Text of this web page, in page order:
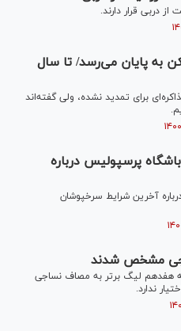
فصل قرارداد ۷ بازیکن به پایان می‌رسد/ تا سال
برای تمدید نشده، ولی گفته‌اند
پرسپولیس درباره
آخرین شرایط سرخپوشان
مشخص شدند
هفدهم لیگ برتر به مصاف نساجی